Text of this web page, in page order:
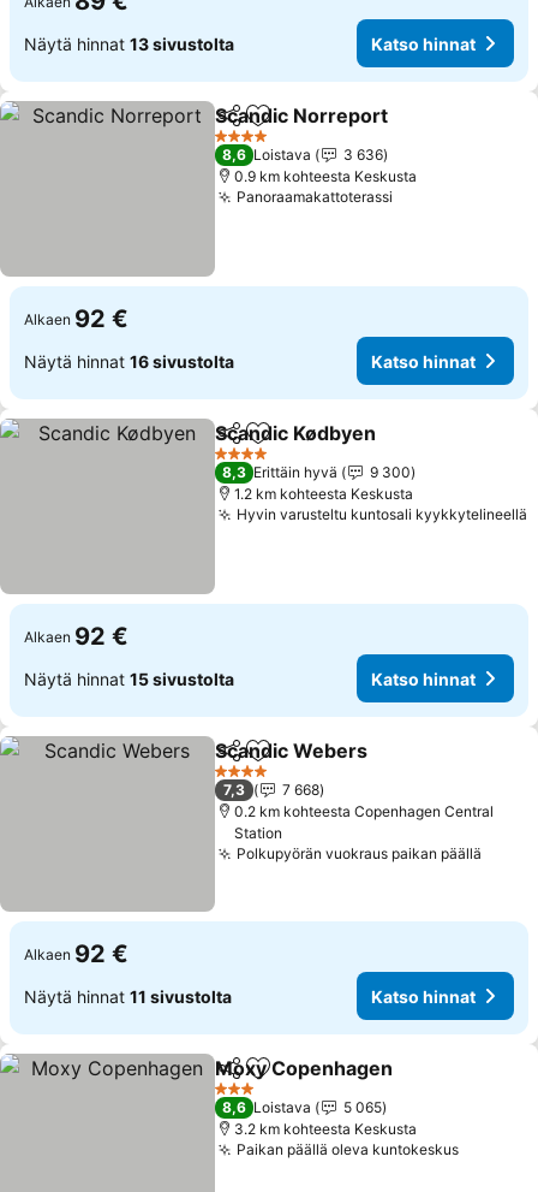
Näytä hinnat 13 sivustolta Katso hinnat
Jaa Lisää suosikkeihin
Scandic Norreport
4 Tähtiluokitus
8,6 Loistava
3 636
0.9 km kohteesta Keskusta
Panoraamakattoterassi
Alkaen 92 €
Näytä hinnat 16 sivustolta Katso hinnat
Jaa Lisää suosikkeihin
Scandic Kødbyen
4 Tähtiluokitus
8,3 Erittäin hyvä
9 300
1.2 km kohteesta Keskusta
Hyvin varusteltu kuntosali kyykkytelineellä
Alkaen 92 €
Näytä hinnat 15 sivustolta Katso hinnat
Jaa Lisää suosikkeihin
Scandic Webers
4 Tähtiluokitus
7,3
7 668
0.2 km kohteesta Copenhagen Central
Station
Polkupyörän vuokraus paikan päällä
Alkaen 92 €
Näytä hinnat 11 sivustolta Katso hinnat
Jaa Lisää suosikkeihin
Moxy Copenhagen
3 Tähtiluokitus
8,6 Loistava
5 065
3.2 km kohteesta Keskusta
Paikan päällä oleva kuntokeskus